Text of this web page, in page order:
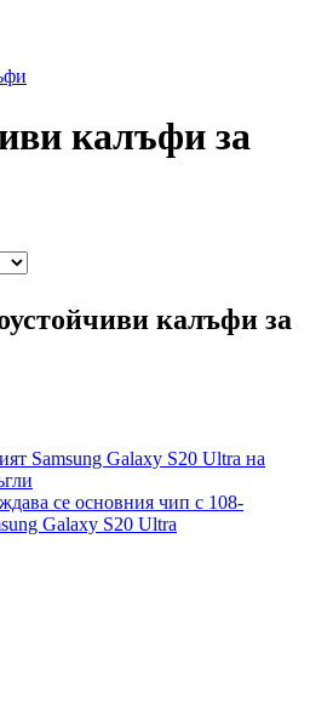
калъфи за
калъфи за
Samsung Galaxy S20 Ultra на
се основния чип с 108-
Galaxy S20 Ultra